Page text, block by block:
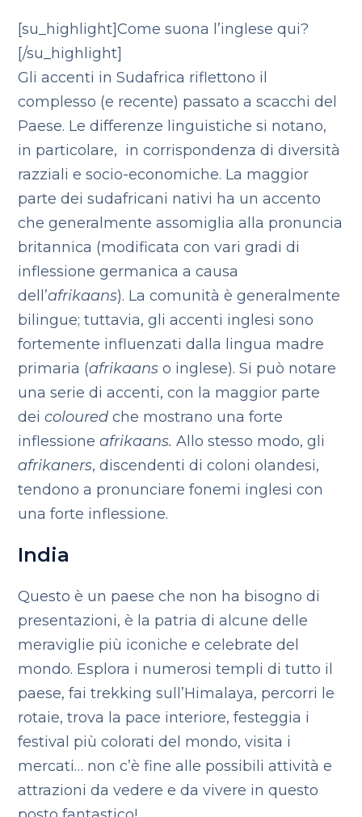
[su_highlight]Come suona l’inglese qui?
[/su_highlight]
Gli accenti in Sudafrica riflettono il
complesso (e recente) passato a scacchi del
Paese. Le differenze linguistiche si notano,
in particolare, in corrispondenza di diversità
razziali e socio-economiche. La maggior
parte dei sudafricani nativi ha un accento
che generalmente assomiglia alla pronuncia
britannica (modificata con vari gradi di
inflessione germanica a causa
dell’afrikaans). La comunità è generalmente
bilingue; tuttavia, gli accenti inglesi sono
fortemente influenzati dalla lingua madre
primaria (afrikaans o inglese). Si può notare
una serie di accenti, con la maggior parte
deicoloured che mostrano una forte
inflessioneafrikaans. Allo stesso modo, gli
afrikaners, discendenti di coloni olandesi,
tendono a pronunciare fonemi inglesi con
una forte inflessione.
India
Questo è un paese che non ha bisogno di
presentazioni, è la patria di alcune delle
meraviglie più iconiche e celebrate del
mondo. Esplora i numerosi templi di tutto il
paese, fai trekking sull’Himalaya, percorri le
rotaie, trova la pace interiore, festeggia i
festival più colorati del mondo, visita i
mercati… non c’è fine alle possibili attività e
attrazioni da vedere e da vivere in questo